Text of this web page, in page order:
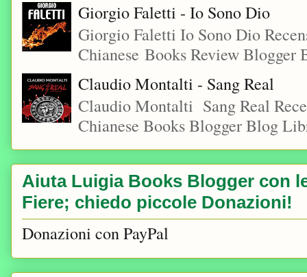
Giorgio Faletti - Io Sono Dio
Giorgio Faletti Io Sono Dio
Chianese Books Review
Claudio Montalti - Sang Real
Claudio Montalti Sang Real
Chianese Books Blogger Blog
Aiuta Luigia Books Blogger con
Fiere; chiedo piccole Donazioni!
Donazioni con PayPal